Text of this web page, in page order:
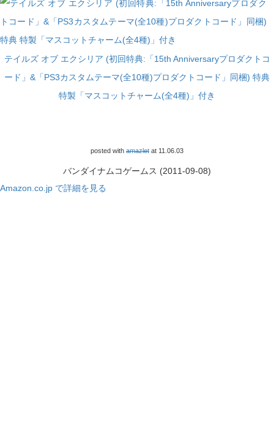
テイルズ オブ エクシリア (初回特典:「15th Anniversaryプロダクトコ
ード」&「PS3カスタムテーマ(全10種)プロダクトコード」同梱) 特典
特製「マスコットチャーム(全4種)」付き
posted with amazlet at 11.06.03
バンダイナムコゲームス (2011-09-08)
Amazon.co.jp で詳細を見る